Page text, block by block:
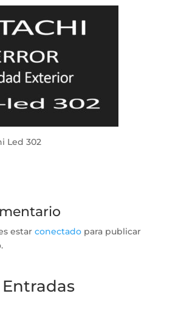
Led 302
estar conectadopara publicar